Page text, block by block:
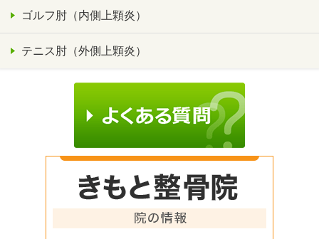
ゴルフ肘（内側上顆炎）
テニス肘（外側上顆炎）